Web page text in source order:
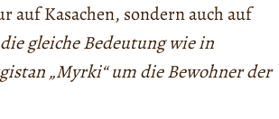
auf Kasachen, sondern auch auf
gleiche Bedeutung wie in
„Myrki“ um die Bewohner der